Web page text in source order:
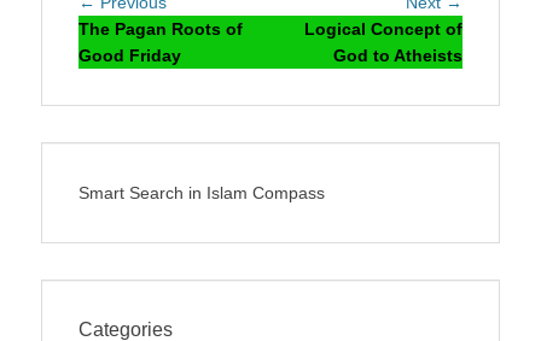
navigationpost:
The Pagan Roots of
Good Friday
post:
Logical Concept of
God to Atheists
Smart Search in Islam Compass
Categories